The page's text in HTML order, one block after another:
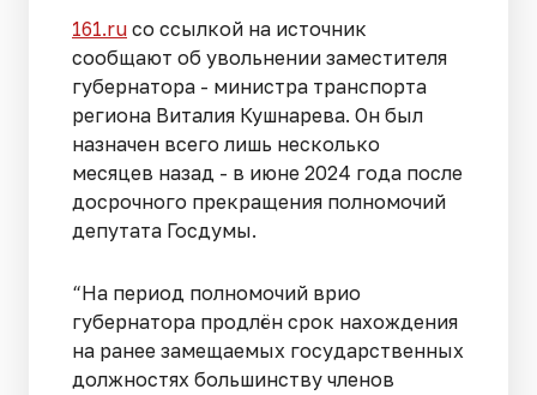
161.ru со ссылкой на источник
сообщают об увольнении заместителя
губернатора - министра транспорта
региона Виталия Кушнарева. Он был
назначен всего лишь несколько
месяцев назад - в июне 2024 года после
досрочного прекращения полномочий
депутата Госдумы.
“На период полномочий врио
губернатора продлён срок нахождения
на ранее замещаемых государственных
должностях большинству членов